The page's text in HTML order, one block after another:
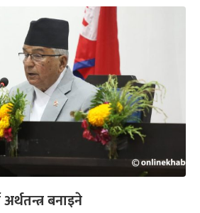
बनाइने